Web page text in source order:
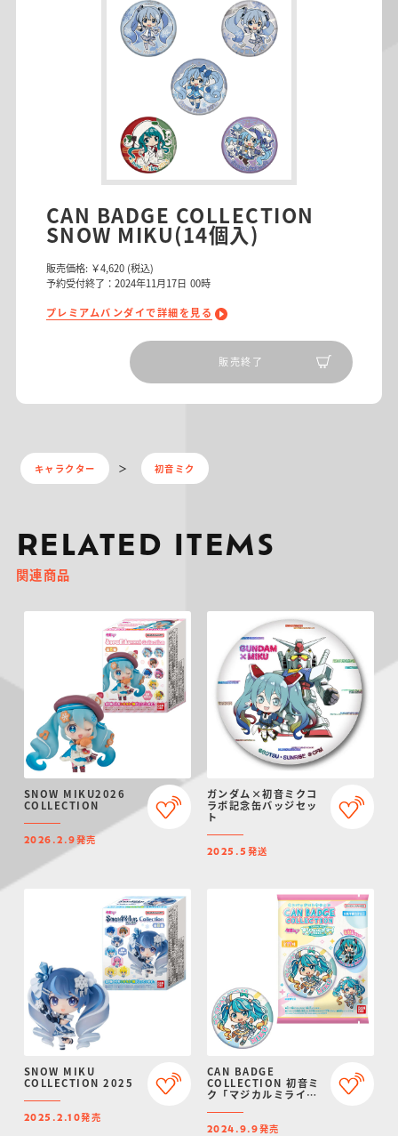
CAN BADGE COLLECTION
SNOW MIKU(14個入)
販売価格: ￥4,620 (税込)
予約受付終了：2024年11月17日 00時
プレミアムバンダイで詳細を見る
販売終了
キャラクター 初音ミク
RELATED ITEMS
関連商品
SNOW MIKU2026
COLLECTION
2026.2.9発売
ガンダム×初音ミクコ
ラボ記念缶バッジセッ
ト
2025.5 発送
SNOW MIKU
COLLECTION 2025
2025.2.10発売
CAN BADGE
COLLECTION 初音ミ
ク「マジカルミライ
2024.9.9発売